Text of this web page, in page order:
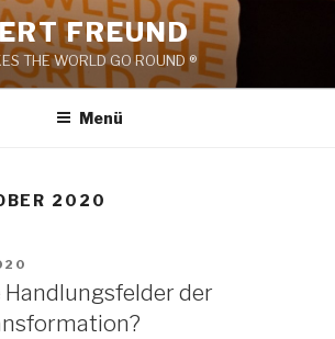
FREUND
THE WORLD GO ROUND ®
Menü
2020
Handlungsfelder der